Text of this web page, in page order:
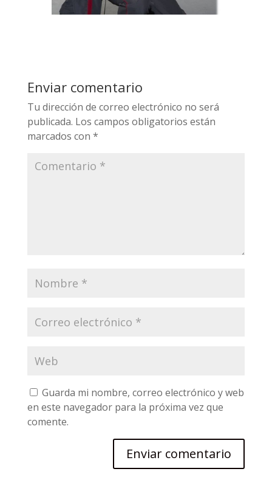
Enviar comentario
Tu dirección de correo electrónico no será
publicada. Los campos obligatorios están
marcados con *
Guarda mi nombre, correo electrónico y web
en este navegador para la próxima vez que
comente.